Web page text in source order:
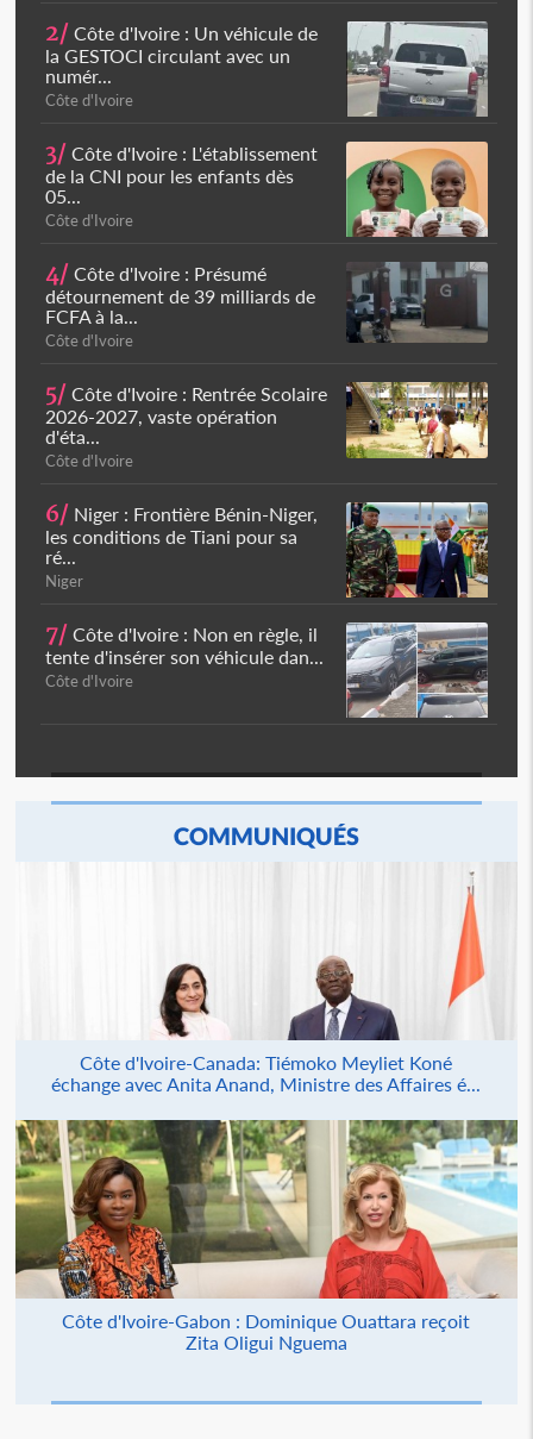
2/ Côte d'Ivoire : Un véhicule de
la GESTOCI circulant avec un
numér...
Côte d'Ivoire
3/ Côte d'Ivoire : L'établissement
de la CNI pour les enfants dès
05...
Côte d'Ivoire
4/ Côte d'Ivoire : Présumé
détournement de 39 milliards de
FCFA à la...
Côte d'Ivoire
5/ Côte d'Ivoire : Rentrée Scolaire
2026-2027, vaste opération
d'éta...
Côte d'Ivoire
6/ Niger : Frontière Bénin-Niger,
les conditions de Tiani pour sa
ré...
Niger
7/ Côte d'Ivoire : Non en règle, il
tente d'insérer son véhicule dan...
Côte d'Ivoire
COMMUNIQUÉS
Côte d'Ivoire-Canada: Tiémoko Meyliet Koné
échange avec Anita Anand, Ministre des Affaires é...
Côte d'Ivoire-Gabon : Dominique Ouattara reçoit
Zita Oligui Nguema